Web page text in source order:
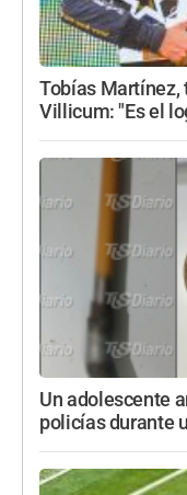
Tobías Martínez,
Villicum: "Es el
Un adolescente
policías durante